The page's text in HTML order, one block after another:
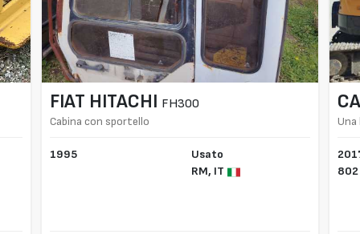
FIAT HITACHI FH300
Cabina con sportello
1995
Usato
RM, IT
Una
802